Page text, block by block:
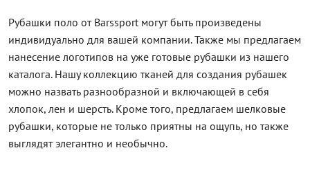
Рубашки поло от Barssport могут быть произведены
индивидуально для вашей компании. Также мы предлагаем
нанесение логотипов на уже готовые рубашки из нашего
каталога. Нашу коллекцию тканей для создания рубашек
можно назвать разнообразной и включающей в себя
хлопок, лен и шерсть. Кроме того, предлагаем шелковые
рубашки, которые не только приятны на ощупь, но также
выглядят элегантно и необычно.